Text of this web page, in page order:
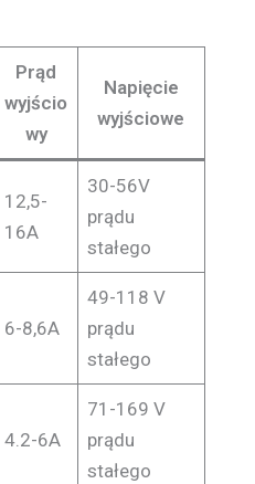
Prąd
wyjścio
wy
Napięcie
wyjściowe
12,5-
16A
30-56V
prądu
stałego
6-8,6A
49-118 V
prądu
stałego
4.2-6A
71-169 V
prądu
stałego